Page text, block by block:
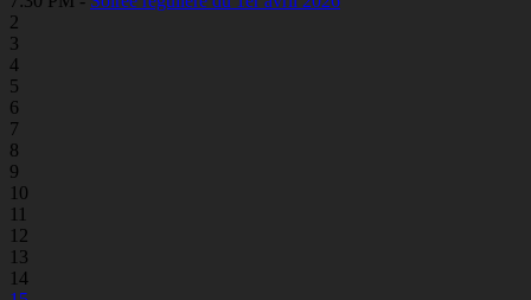
2
3
4
5
6
7
8
9
10
11
12
13
14